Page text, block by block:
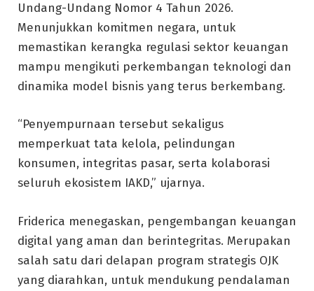
Undang-Undang Nomor 4 Tahun 2026.
Menunjukkan komitmen negara, untuk
memastikan kerangka regulasi sektor keuangan
mampu mengikuti perkembangan teknologi dan
dinamika model bisnis yang terus berkembang.
“Penyempurnaan tersebut sekaligus
memperkuat tata kelola, pelindungan
konsumen, integritas pasar, serta kolaborasi
seluruh ekosistem IAKD,” ujarnya.
Friderica menegaskan, pengembangan keuangan
digital yang aman dan berintegritas. Merupakan
salah satu dari delapan program strategis OJK
yang diarahkan, untuk mendukung pendalaman